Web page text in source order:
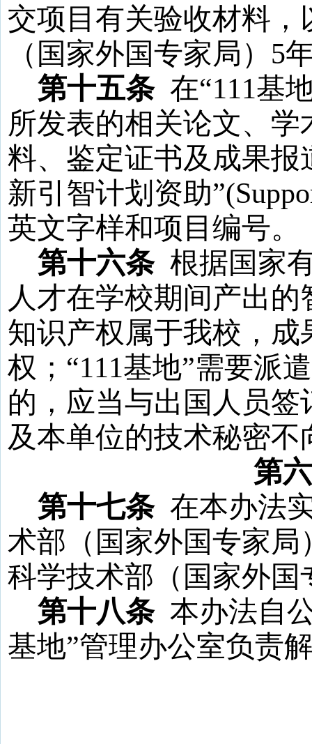
交项目有关验收材料
（国家外国专家局） 5
第十五条 在“111基
所发表的相关论文、
料、鉴定证书及成果报
新引智计划资助”(
英文字样和项目编号。
第十六条 根据国家
人才在学校期间产出
知识产权属于我校，
权； “111基地”需要派
的，应当与出国人员
及本单位的技术秘密不
第
第十七条 在本办法
术部（国家外国专家
科学技术部（国家外
第十八条 本办法自
基地”管理办公室负责